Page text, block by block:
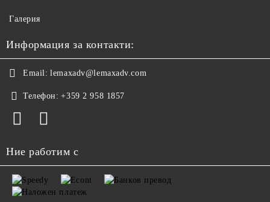
Галерия
Информация за контакти:
Email: lemaxadv@lemaxadv.com
Телефон: +359 2 958 1857
Ние работим с